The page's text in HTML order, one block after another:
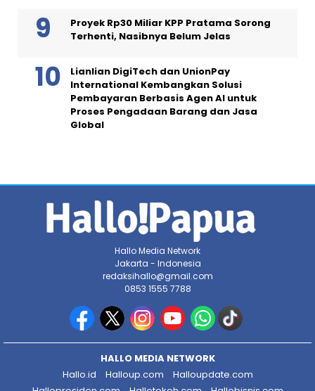
Proyek Rp30 Miliar KPP Pratama Sorong
Terhenti, Nasibnya Belum Jelas
Lianlian DigiTech dan UnionPay
International Kembangkan Solusi
Pembayaran Berbasis Agen AI untuk
Proses Pengadaan Barang dan Jasa
Global
Hallo Media Network
Jakarta - Indonesia
redaksihallo@gmail.com
0853 1555 7788
HALLO MEDIA NETWORK
Hallo.id
Halloup.com
Halloupdate.com